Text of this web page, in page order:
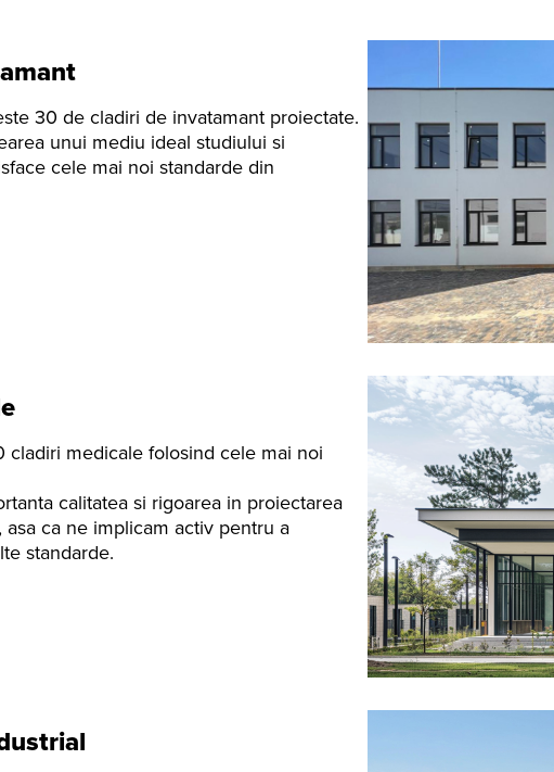
30 de cladiri de invatamant proiectate.
unui mediu ideal studiului si
cele mai noi standarde din
cladiri medicale folosind cele mai noi
calitatea si rigoarea in proiectarea
ca ne implicam activ pentru a
standarde.